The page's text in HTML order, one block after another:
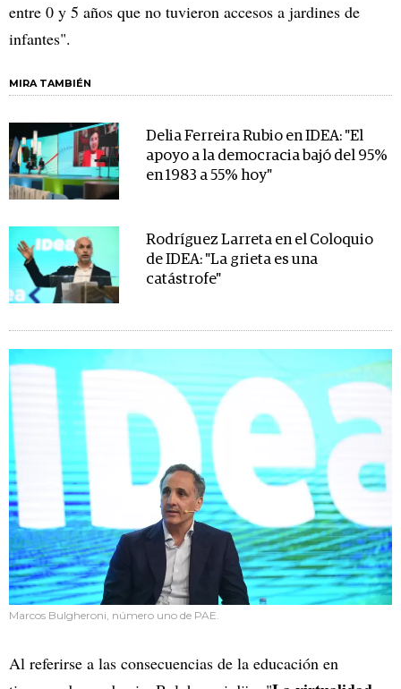
entre 0 y 5 años que no tuvieron accesos a jardines de
infantes".
MIRA TAMBIÉN
Delia Ferreira Rubio en IDEA: "El
apoyo a la democracia bajó del 95%
en 1983 a 55% hoy"
Rodríguez Larreta en el Coloquio
de IDEA: "La grieta es una
catástrofe"
Marcos Bulgheroni, número uno de PAE.
Al referirse a las consecuencias de la educación en